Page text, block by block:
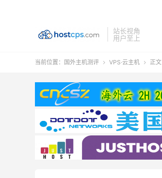
站长视角
用户至上
当前位置： 国外主机测评  VPS·云主机  正文